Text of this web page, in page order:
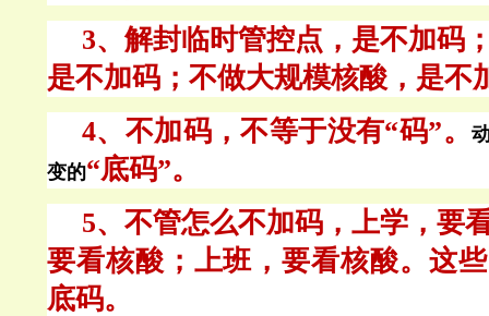
3、解封临时管控点，是不加码
是不加码；不做大规模核酸，是不
4、不加码，不等于没有“码”。
变的“底码”。
5、不管怎么不加码，上学，要
要看核酸；上班，要看核酸。这
底码。